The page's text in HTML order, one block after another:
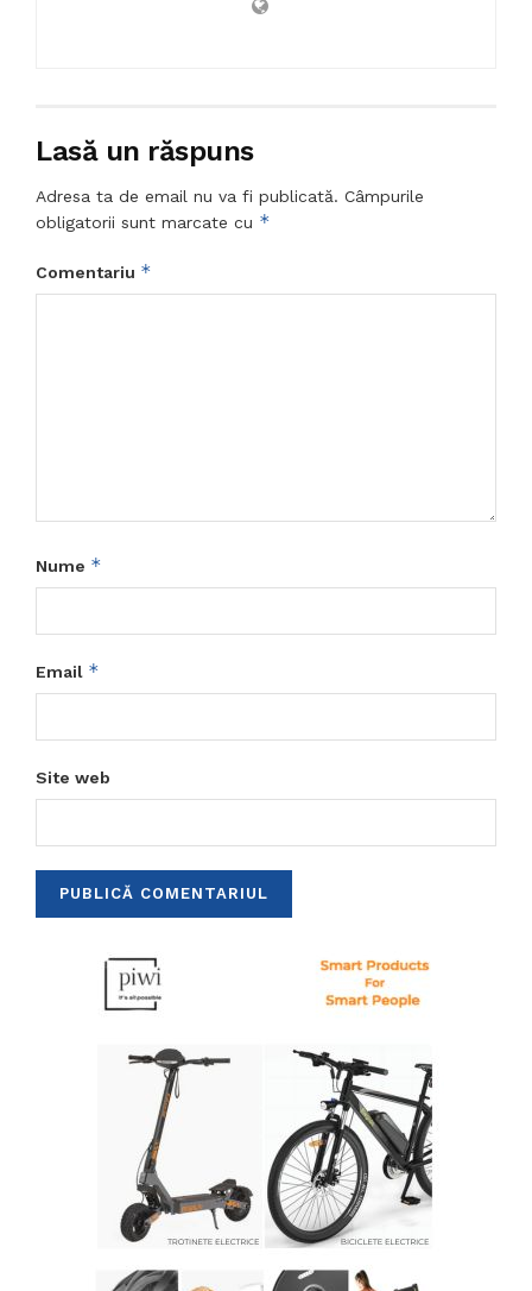
Lasă un răspuns
Adresa ta de email nu va fi publicată. Câmpurile
obligatorii sunt marcate cu *
Comentariu *
Nume *
Email *
Site web